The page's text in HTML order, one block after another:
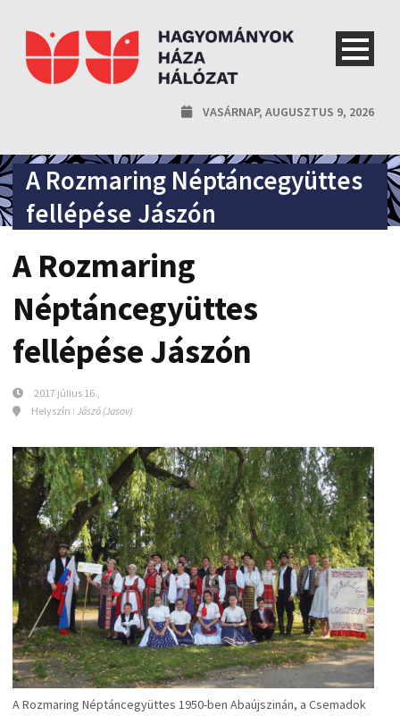
VASÁRNAP, AUGUSZTUS 9, 2026
A Rozmaring Néptáncegyüttes
fellépése Jászón
A Rozmaring
Néptáncegyüttes
fellépése Jászón
2017 július 16.,
Helyszín : Jászó (Jasov)
A Rozmaring Néptáncegyüttes 1950-ben Abaújszinán, a Csemadok